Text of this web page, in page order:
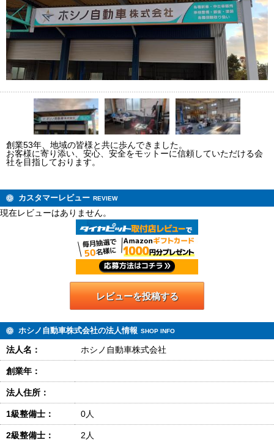
創業53年、地域の皆様と共に歩んできました。
お客様に寄り添い、安心、安全をモットーに信頼していただける会
社を目指しております。
カスタマーレビュー REVIEW
現在レビューはありません。
レビューを投稿する
ホシノ自動車株式会社の法人情報 SHOP INFO
法人名： ホシノ自動車株式会社
創業年：
法人住所：
1級整備士： 0人
2級整備士： 2人